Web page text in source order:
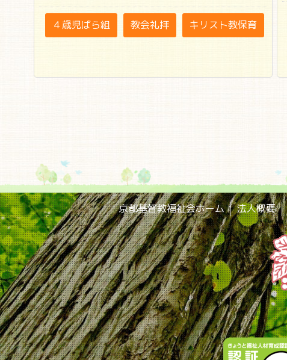
４歳児ばら組 教会礼拝 キリスト教保育
京都基督教福祉会ホーム 法人概要